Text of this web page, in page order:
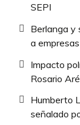
SEPI
Berlanga y
a
Impacto
Rosario
Humberto
señalado